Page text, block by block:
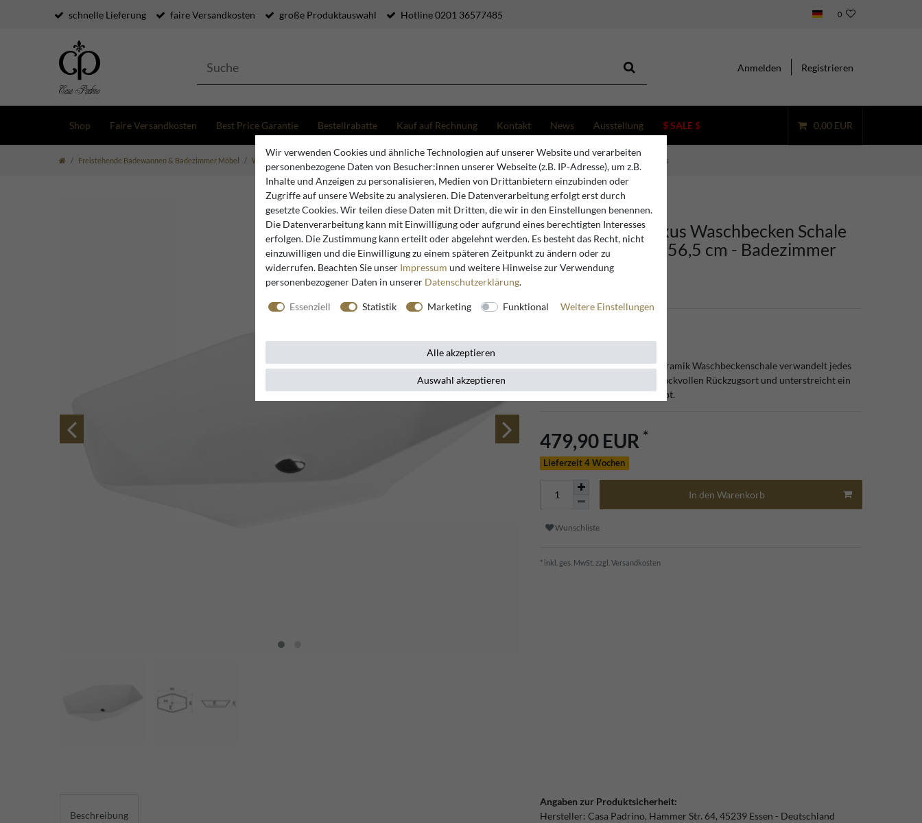
schnelle Lieferung faire Versandkosten große Produktauswahl Hotline 0201 36577485 0
Anmelden Registrieren
Shop Faire Versandkosten Best Price Garantie Bestellrabatte Kauf auf Rechnung Kontakt News Ausstellung $ SALE $ 0,00 EUR
Freistehende Badewannen & Badezimmer Möbel Waschbecken & Waschtische Casa Padrino Luxus Waschbecken Schale Hochglanz Weiß 56,5 cm - Badezimmer Accessoires
Casa Padrino
Casa Padrino Luxus Waschbecken Schale
Hochglanz Weiß 56,5 cm - Badezimmer
Accessoires
Die elegante Casa Padrino Keramik Waschbeckenschale verwandelt jedes
Badezimmer in einen geschmackvollen Rückzugsort und unterstreicht ein
exklusives Einrichtungskonzept.
479,90 EUR *
Lieferzeit 4 Wochen
In den Warenkorb
Wunschliste
* inkl. ges. MwSt. zzgl. Versandkosten
Beschreibung
Angaben zur Produktsicherheit:
Hersteller: Casa Padrino Hammer Str. 64 45239 Essen
Deutschland
Wir verwenden Cookies und ähnliche Technologien auf unserer Website und verarbeiten
personenbezogene Daten von Besucher:innen unserer Webseite (z.B. IP-Adresse), um z.B.
Inhalte und Anzeigen zu personalisieren, Medien von Drittanbietern einzubinden oder
Zugriffe auf unsere Website zu analysieren. Die Datenverarbeitung erfolgt erst durch
gesetzte Cookies. Wir teilen diese Daten mit Dritten, die wir in den Einstellungen benennen.
Die Datenverarbeitung kann mit Einwilligung oder aufgrund eines berechtigten Interesses
erfolgen. Die Zustimmung kann erteilt oder abgelehnt werden. Es besteht das Recht, nicht
einzuwilligen und die Einwilligung zu einem späteren Zeitpunkt zu ändern oder zu
widerrufen. Beachten Sie unser Impressum und weitere Hinweise zur Verwendung
personenbezogener Daten in unserer Daten­schutz­erklärung.
Essenziell Statistik Marketing Funktional Weitere Einstellungen
Alle akzeptieren
Auswahl akzeptieren